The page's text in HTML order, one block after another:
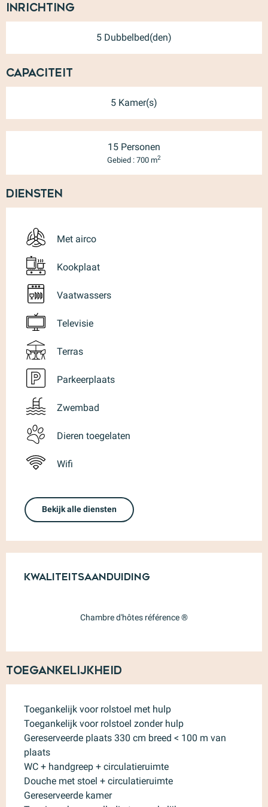
Inrichting
5 Dubbelbed(den)
Capaciteit
5 Kamer(s)
15 Personen
Gebied : 700 m2
Diensten
Met airco
Kookplaat
Vaatwassers
Televisie
Terras
Parkeerplaats
Zwembad
Dieren toegelaten
Wifi
Bekijk alle diensten
Kwaliteitsaanduiding
Kwaliteitsaanduiding
Chambre d'hôtes référence ®
Toegankelijkheid
Toegankelijk voor rolstoel met hulp
Toegankelijk voor rolstoel zonder hulp
Gereserveerde plaats 330 cm breed < 100 m van
plaats
WC + handgreep + circulatieruimte
Douche met stoel + circulatieruimte
Gereserveerde kamer